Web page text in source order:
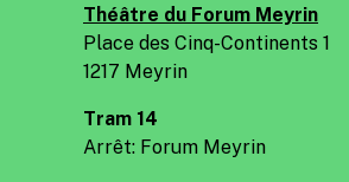
Théâtre du Forum Meyrin
Place des Cinq-Continents 1
1217 Meyrin
Tram 14
Arrêt: Forum Meyrin